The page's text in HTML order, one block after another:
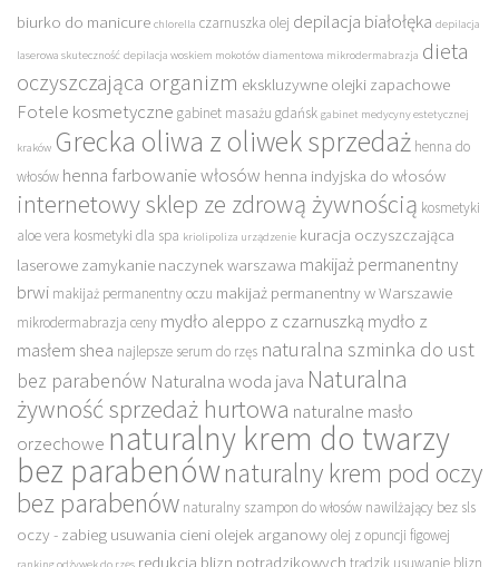
biurko do manicure chlorella czarnuszka olej depilacja białołęka depilacja
laserowa skuteczność depilacja woskiem mokotów diamentowa mikrodermabrazja dieta
oczyszczająca organizm ekskluzywne olejki zapachowe
Fotele kosmetyczne gabinet masażu gdańsk gabinet medycyny estetycznej
kraków Grecka oliwa z oliwek sprzedaż henna do
włosów henna farbowanie włosów henna indyjska do włosów
internetowy sklep ze zdrową żywnością kosmetyki
aloe vera kosmetyki dla spa kriolipoliza urządzenie kuracja oczyszczająca
laserowe zamykanie naczynek warszawa makijaż permanentny
brwi makijaż permanentny oczu makijaż permanentny w Warszawie
mikrodermabrazja ceny mydło aleppo z czarnuszką mydło z
masłem shea najlepsze serum do rzęs naturalna szminka do ust
bez parabenów Naturalna woda java Naturalna
żywność sprzedaż hurtowa naturalne masło
orzechowe naturalny krem do twarzy
bez parabenównaturalny krem pod oczy
bez parabenów naturalny szampon do włosów nawilżający bez sls
oczy - zabieg usuwania cieni olejek arganowy olej z opuncji figowej
ranking odżywek do rzęs redukcja blizn potrądzikowych trądzik usuwanie blizn